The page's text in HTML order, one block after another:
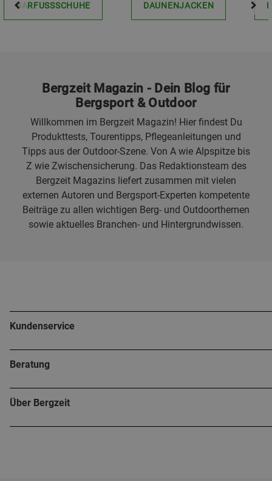
BARFUSSSCHUHE DAUNENJACKEN
Bergzeit Magazin - Dein Blog für
Bergsport & Outdoor
Willkommen im Bergzeit Magazin! Hier findest Du
Produkttests, Tourentipps, Pflegeanleitungen und
Tipps aus der Outdoor-Szene. Von A wie Alpspitze bis
Z wie Zwischensicherung. Das Redaktionsteam des
Bergzeit Magazins liefert zusammen mit vielen
externen Autoren und Bergsport-Experten kompetente
Beiträge zu allen wichtigen Berg- und Outdoorthemen
sowie aktuelles Branchen- und Hintergrundwissen.
Kundenservice
Beratung
Über Bergzeit